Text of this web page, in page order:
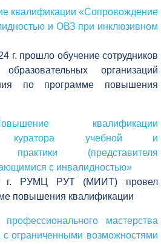
квалификации «Сопровождение
и ОВЗ при инклюзивном
г. прошло обучение сотрудников
организаций
по программе повышения
квалификации
куратора учебной и
практики (представителя
с инвалидностью»
г. РУМЦ РУТ (МИИТ) провел
повышения квалификации
профессионального мастерства
ограниченными возможностями